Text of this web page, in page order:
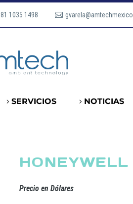
81 1035 1498
SERVICIOS NOTICIAS
Precio en Dólares